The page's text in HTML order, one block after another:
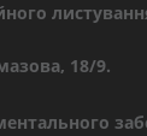
18/9.